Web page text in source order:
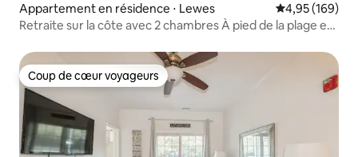
Appartement en résidence ⋅ Lewes Évaluation
4,95 (169)
Retraite sur la côte avec 2 chambres À pied de la plage et
Coup de cœur voyageurs
Coup de cœur voyageurs